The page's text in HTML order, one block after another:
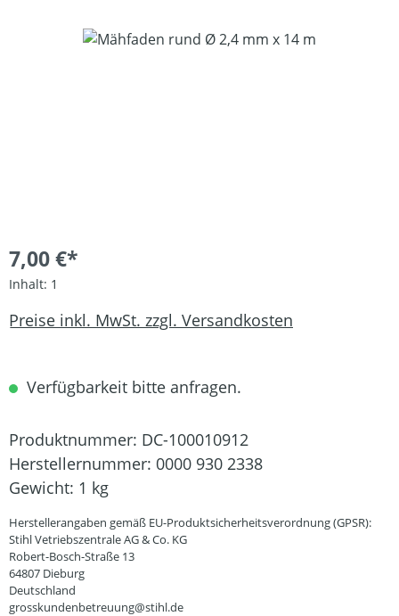
Bildergalerie überspringen
7,00 €*
Inhalt: 1
Preise inkl. MwSt. zzgl. Versandkosten
Verfügbarkeit bitte anfragen.
Produktnummer: DC-100010912
Herstellernummer: 0000 930 2338
Gewicht: 1 kg
Herstellerangaben gemäß EU-Produktsicherheitsverordnung (GPSR):
Stihl Vetriebszentrale AG & Co. KG
Robert-Bosch-Straße 13
64807 Dieburg
Deutschland
grosskundenbetreuung@stihl.de